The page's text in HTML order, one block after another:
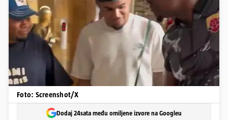
Foto: Screenshot/X
Dodaj 24sata među omiljene izvore na Googleu